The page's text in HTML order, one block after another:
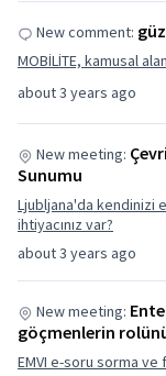
about 3 years ago
New comment:
MOBİLİTE, kamusal
about 3 years ago
New meeting:
Sunumu
Ljubljana'da kendinizi
ihtiyacınız var?
New meeting:
göçmenlerin
EMVI e-soru sorma